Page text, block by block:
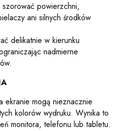
szorować powierzchni,
ani silnych środków
delikatnie w kierunku
nadmierne
ekranie mogą nieznacznie
kolorów wydruku. Wynika to
monitora, telefonu lub tabletu.